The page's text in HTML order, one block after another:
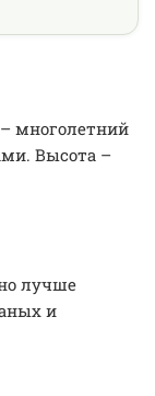
многолетний
Высота –
лучше
и